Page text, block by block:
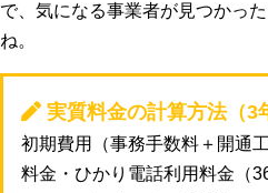
で、気になる事業者が見つかっ
ね。
実質料金の計算方法（3
初期費用（事務手数料＋開通
料金・ひかり電話利用料金（